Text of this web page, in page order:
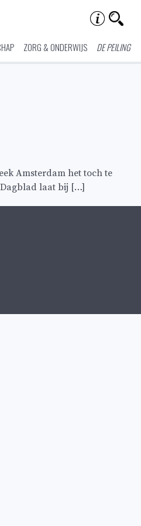
ZORG & ONDERWIJS DE PEILING
Amsterdam het toch te
laat bij […]